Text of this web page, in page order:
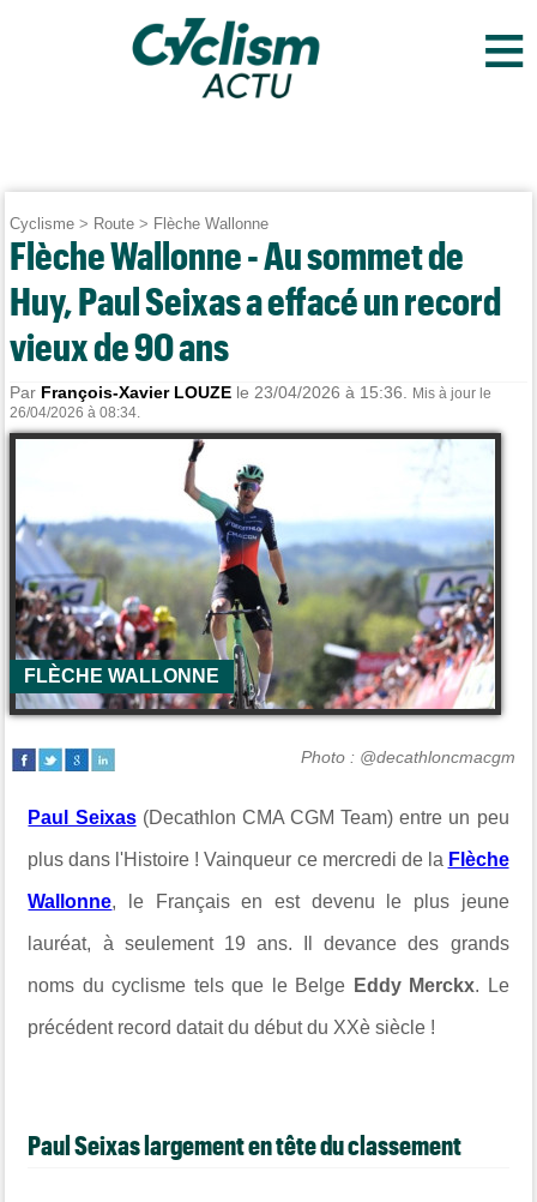
≡
Cyclisme > Route > Flèche Wallonne
Flèche Wallonne - Au sommet de
Huy, Paul Seixas a effacé un record
vieux de 90 ans
Par François-Xavier LOUZE le 23/04/2026 à 15:36.
Mis à jour le
26/04/2026 à 08:34.
FLÈCHE WALLONNE
Photo : @decathloncmacgm
Paul Seixas (Decathlon CMA CGM Team) entre un peu
plus dans l'Histoire ! Vainqueur ce mercredi de la Flèche
Wallonne, le Français en est devenu le plus jeune
lauréat, à seulement 19 ans. Il devance des grands
noms du cyclisme tels que le Belge Eddy Merckx. Le
précédent record datait du début du XXè siècle !
Paul Seixas largement en tête du classement